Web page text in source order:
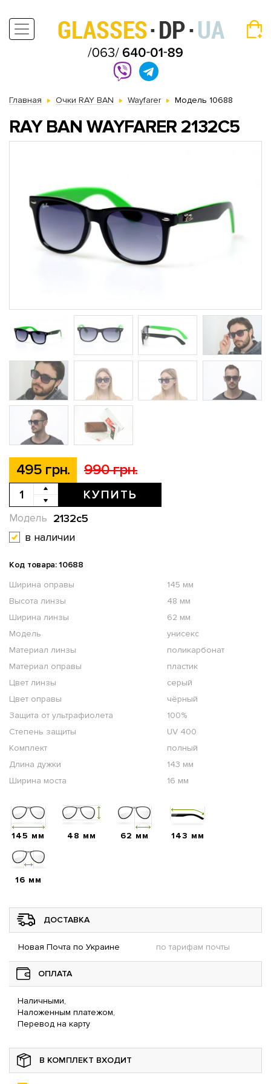
Главная Очки RAY BAN Wayfarer Модель 10688
RAY BAN WAYFARER 2132C5
495 грн. 990 грн.
КУПИТЬ
2132c5
Модель
в наличии
Код товара: 10688
Ширина оправы
145 мм
Высота линзы
48 мм
Ширина линзы
62 мм
Модель
унисекс
Материал линзы
поликарбонат
Материал оправы
пластик
Цвет линзы
серый
Цвет оправы
чёрный
Защита от ультрафиолета
100%
Степень защиты
UV 400
Комплект
полный
Длина дужки
143 мм
Ширина моста
16 мм
145 мм 48 мм 62 мм 143 мм
16 мм
ДОСТАВКА
Новая Почта по Украине по тарифам почты
ОПЛАТА
Наличными,
Наложенным платежом,
Перевод на карту
В КОМПЛЕКТ ВХОДИТ